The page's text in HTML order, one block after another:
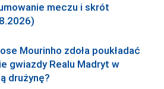
meczu i skrót
Mourinho zdoła poukładać
gwiazdy Realu Madryt w
drużynę?